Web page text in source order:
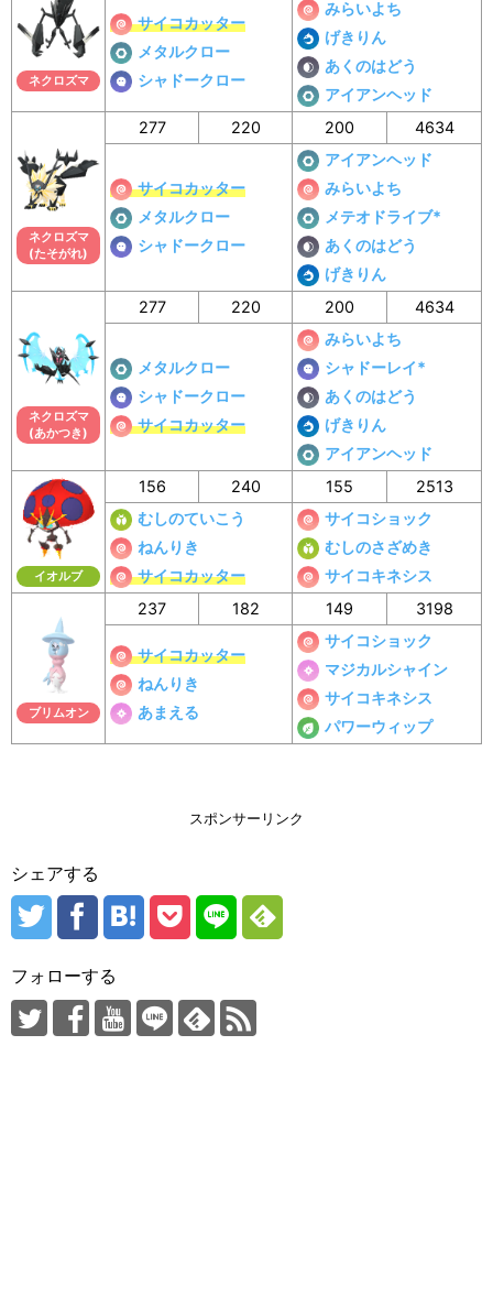
ネクロズマ
サイコカッター
メタルクロー
シャドークロー
みらいよち
げきりん
あくのはどう
アイアンヘッド
ネクロズマ
(たそがれ)
277 220 200 4634
サイコカッター
メタルクロー
シャドークロー
アイアンヘッド
みらいよち
メテオドライブ*
あくのはどう
げきりん
ネクロズマ
(あかつき)
277 220 200 4634
メタルクロー
シャドークロー
サイコカッター
みらいよち
シャドーレイ*
あくのはどう
げきりん
アイアンヘッド
イオルブ
156 240 155
2513
むしのていこう
ねんりき
サイコカッター
サイコショック
むしのさざめき
サイコキネシス
ブリムオン
237 182 149 3198
サイコカッター
ねんりき
あまえる
サイコショック
マジカルシャイン
サイコキネシス
パワーウィップ
スポンサーリンク
シェアする
フォローする